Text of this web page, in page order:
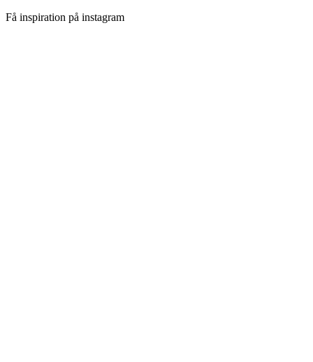
Få inspiration på instagram